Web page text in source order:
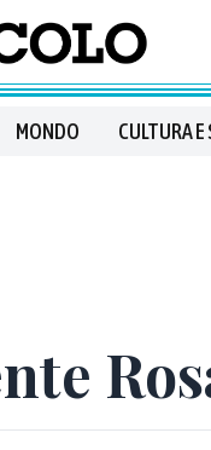
MONDO CULTURA